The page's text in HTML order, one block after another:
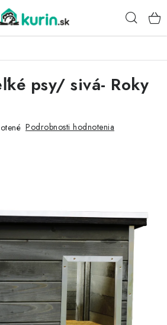
Doprava Kontakt
Blog
Obchodné podmienky
psy/ sivá- Roky
Podrobnosti hodnotenia